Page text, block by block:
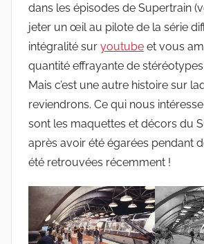
dans les épisodes de Supertrain
jeter un œil au pilote de la série
intégralité sur youtube et vous
quantité effrayante de stéréotypes
Mais c’est une autre histoire sur
reviendrons. Ce qui nous
sont les maquettes et décors du
après avoir été égarées pendant
été retrouvées récemment !